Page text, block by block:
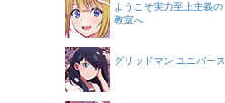
ようこそ実力至上主義の
教室へ
グリッドマン ユニバース